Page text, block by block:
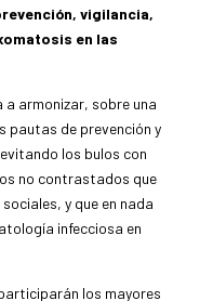
vigilancia,
en las
armonizar, sobre una
pautas de prevención y
los bulos con
no contrastados que
y que en nada
infecciosa en
los mayores